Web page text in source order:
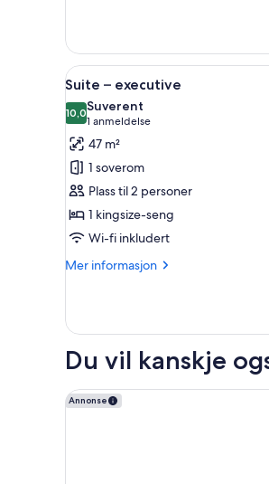
superior
Åpne
alle
bildene
av
Suite
–
executive
4
Suite – executive
10,010,0 av 10
Suverent
1 anmeldelse
(1
anmeldelse)
47 m²
1 soverom
Plass til 2 personer
1 kingsize-seng
Wi-fi inkludert
Mer informasjon
Mer
–
Du vil kanskje
Annonse
Sommerro